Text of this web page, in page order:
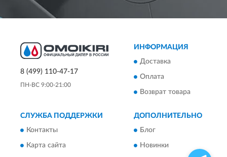
8 (499) 110-47-17
ПН-ВС 9:00-21:00
ИНФОРМАЦИЯ
Доставка
Оплата
Возврат товара
СЛУЖБА ПОДДЕРЖКИ
Контакты
Карта сайта
ДОПОЛНИТЕЛЬНО
Блог
Новинки